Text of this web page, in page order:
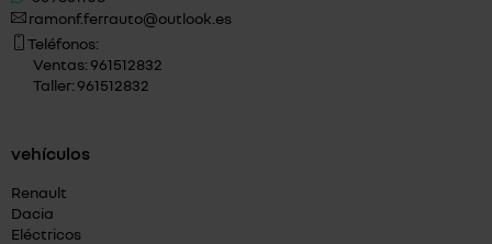
ramonf.ferrauto@outlook.es
Teléfonos:
Ventas: 961512832
Taller: 961512832
vehículos
Renault
Dacia
Eléctricos